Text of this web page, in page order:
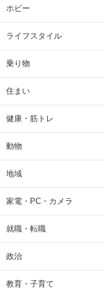
ホビー
ライフスタイル
乗り物
住まい
健康・筋トレ
動物
地域
家電・PC・カメラ
就職・転職
政治
教育・子育て